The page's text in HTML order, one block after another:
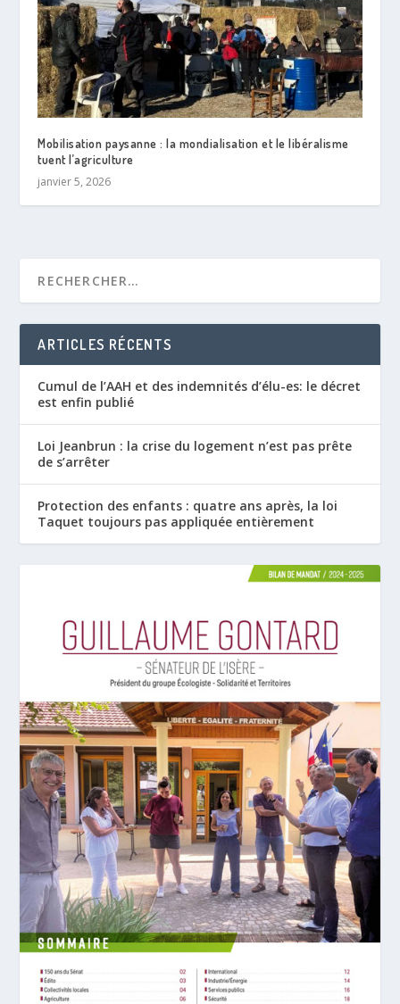
Mobilisation paysanne : la mondialisation et le libéralisme
tuent l’agriculture
janvier 5, 2026
ARTICLES RÉCENTS
Cumul de l’AAH et des indemnités d’élu-es: le décret
est enfin publié
Loi Jeanbrun : la crise du logement n’est pas prête
de s’arrêter
Protection des enfants : quatre ans après, la loi
Taquet toujours pas appliquée entièrement